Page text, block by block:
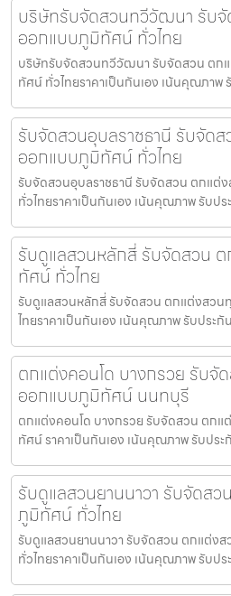
บริษัทรับจัดสวนทวีวัฒนา รับ
ออกแบบภูมิทัศน์ ทั่วไทย
บริษัทรับจัดสวนทวีวัฒนา รับจัดสวน ตก
ทัศน์ ทั่วไทยราคาเป็นกันเอง เน้นคุณภาพ
รับจัดสวนอุบลราชธานี รับจัด
ออกแบบภูมิทัศน์ ทั่วไทย
รับจัดสวนอุบลราชธานี รับจัดสวน ตกแ
ทั่วไทยราคาเป็นกันเอง เน้นคุณภาพ รับป
รับดูแลสวนหลักสี่ รับจัดสวน
ทัศน์ ทั่วไทย
รับดูแลสวนหลักสี่ รับจัดสวน ตกแต่งสว
ไทยราคาเป็นกันเอง เน้นคุณภาพ รับประ
ตกแต่งคอนโด บางกรวย รับจั
ออกแบบภูมิทัศน์ นนทบุรี
ตกแต่งคอนโด บางกรวย รับจัดสวน ตก
ทัศน์ ราคาเป็นกันเอง เน้นคุณภาพ รับปร
รับดูแลสวนยานนาวา รับจัดส
ภูมิทัศน์ ทั่วไทย
รับดูแลสวนยานนาวา รับจัดสวน ตกแต่
ทั่วไทยราคาเป็นกันเอง เน้นคุณภาพ รับป